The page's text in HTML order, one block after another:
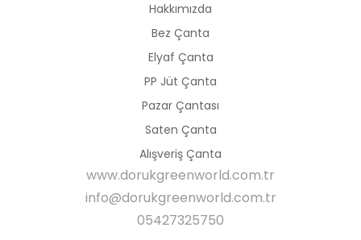
Hakkımızda
Bez Çanta
Elyaf Çanta
PP Jüt Çanta
Pazar Çantası
Saten Çanta
Alışveriş Çanta
www.dorukgreenworld.com.tr
info@dorukgreenworld.com.tr
05427325750